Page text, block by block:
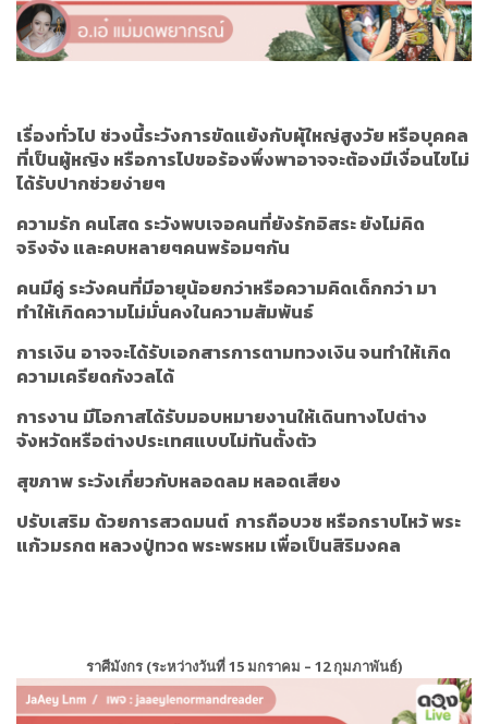
เรื่องทั่วไป ช่วงนี้ระวังการขัดแย้งกับผุ้ใหญ่สูงวัย หรือบุคคล
ที่เป็นผู้หญิง หรือการไปขอร้องพึ่งพาอาจจะต้องมีเงื่อนไขไม่
ได้รับปากช่วยง่ายๆ
ความรัก คนโสด ระวังพบเจอคนที่ยังรักอิสระ ยังไม่คิด
จริงจัง และคบหลายๆคนพร้อมๆกัน
คนมีคู่ ระวังคนที่มีอายุน้อยกว่าหรือความคิดเด็กกว่า มา
ทำให้เกิดความไม่มั่นคงในความสัมพันธ์
การเงิน อาจจะได้รับเอกสารการตามทวงเงิน จนทำให้เกิด
ความเครียดกังวลได้
การงาน มีโอกาสได้รับมอบหมายงานให้เดินทางไปต่าง
จังหวัดหรือต่างประเทศแบบไม่ทันตั้งตัว
สุขภาพ ระวังเกี่ยวกับหลอดลม หลอดเสียง
ปรับเสริม ด้วยการสวดมนต์ การถือบวช หรือกราบไหว้ พระ
แก้วมรกต หลวงปู่ทวด พระพรหม เพื่อเป็นสิริมงคล
ราศีมังกร (ระหว่างวันที่ 15 มกราคม – 12 กุมภาพันธ์)